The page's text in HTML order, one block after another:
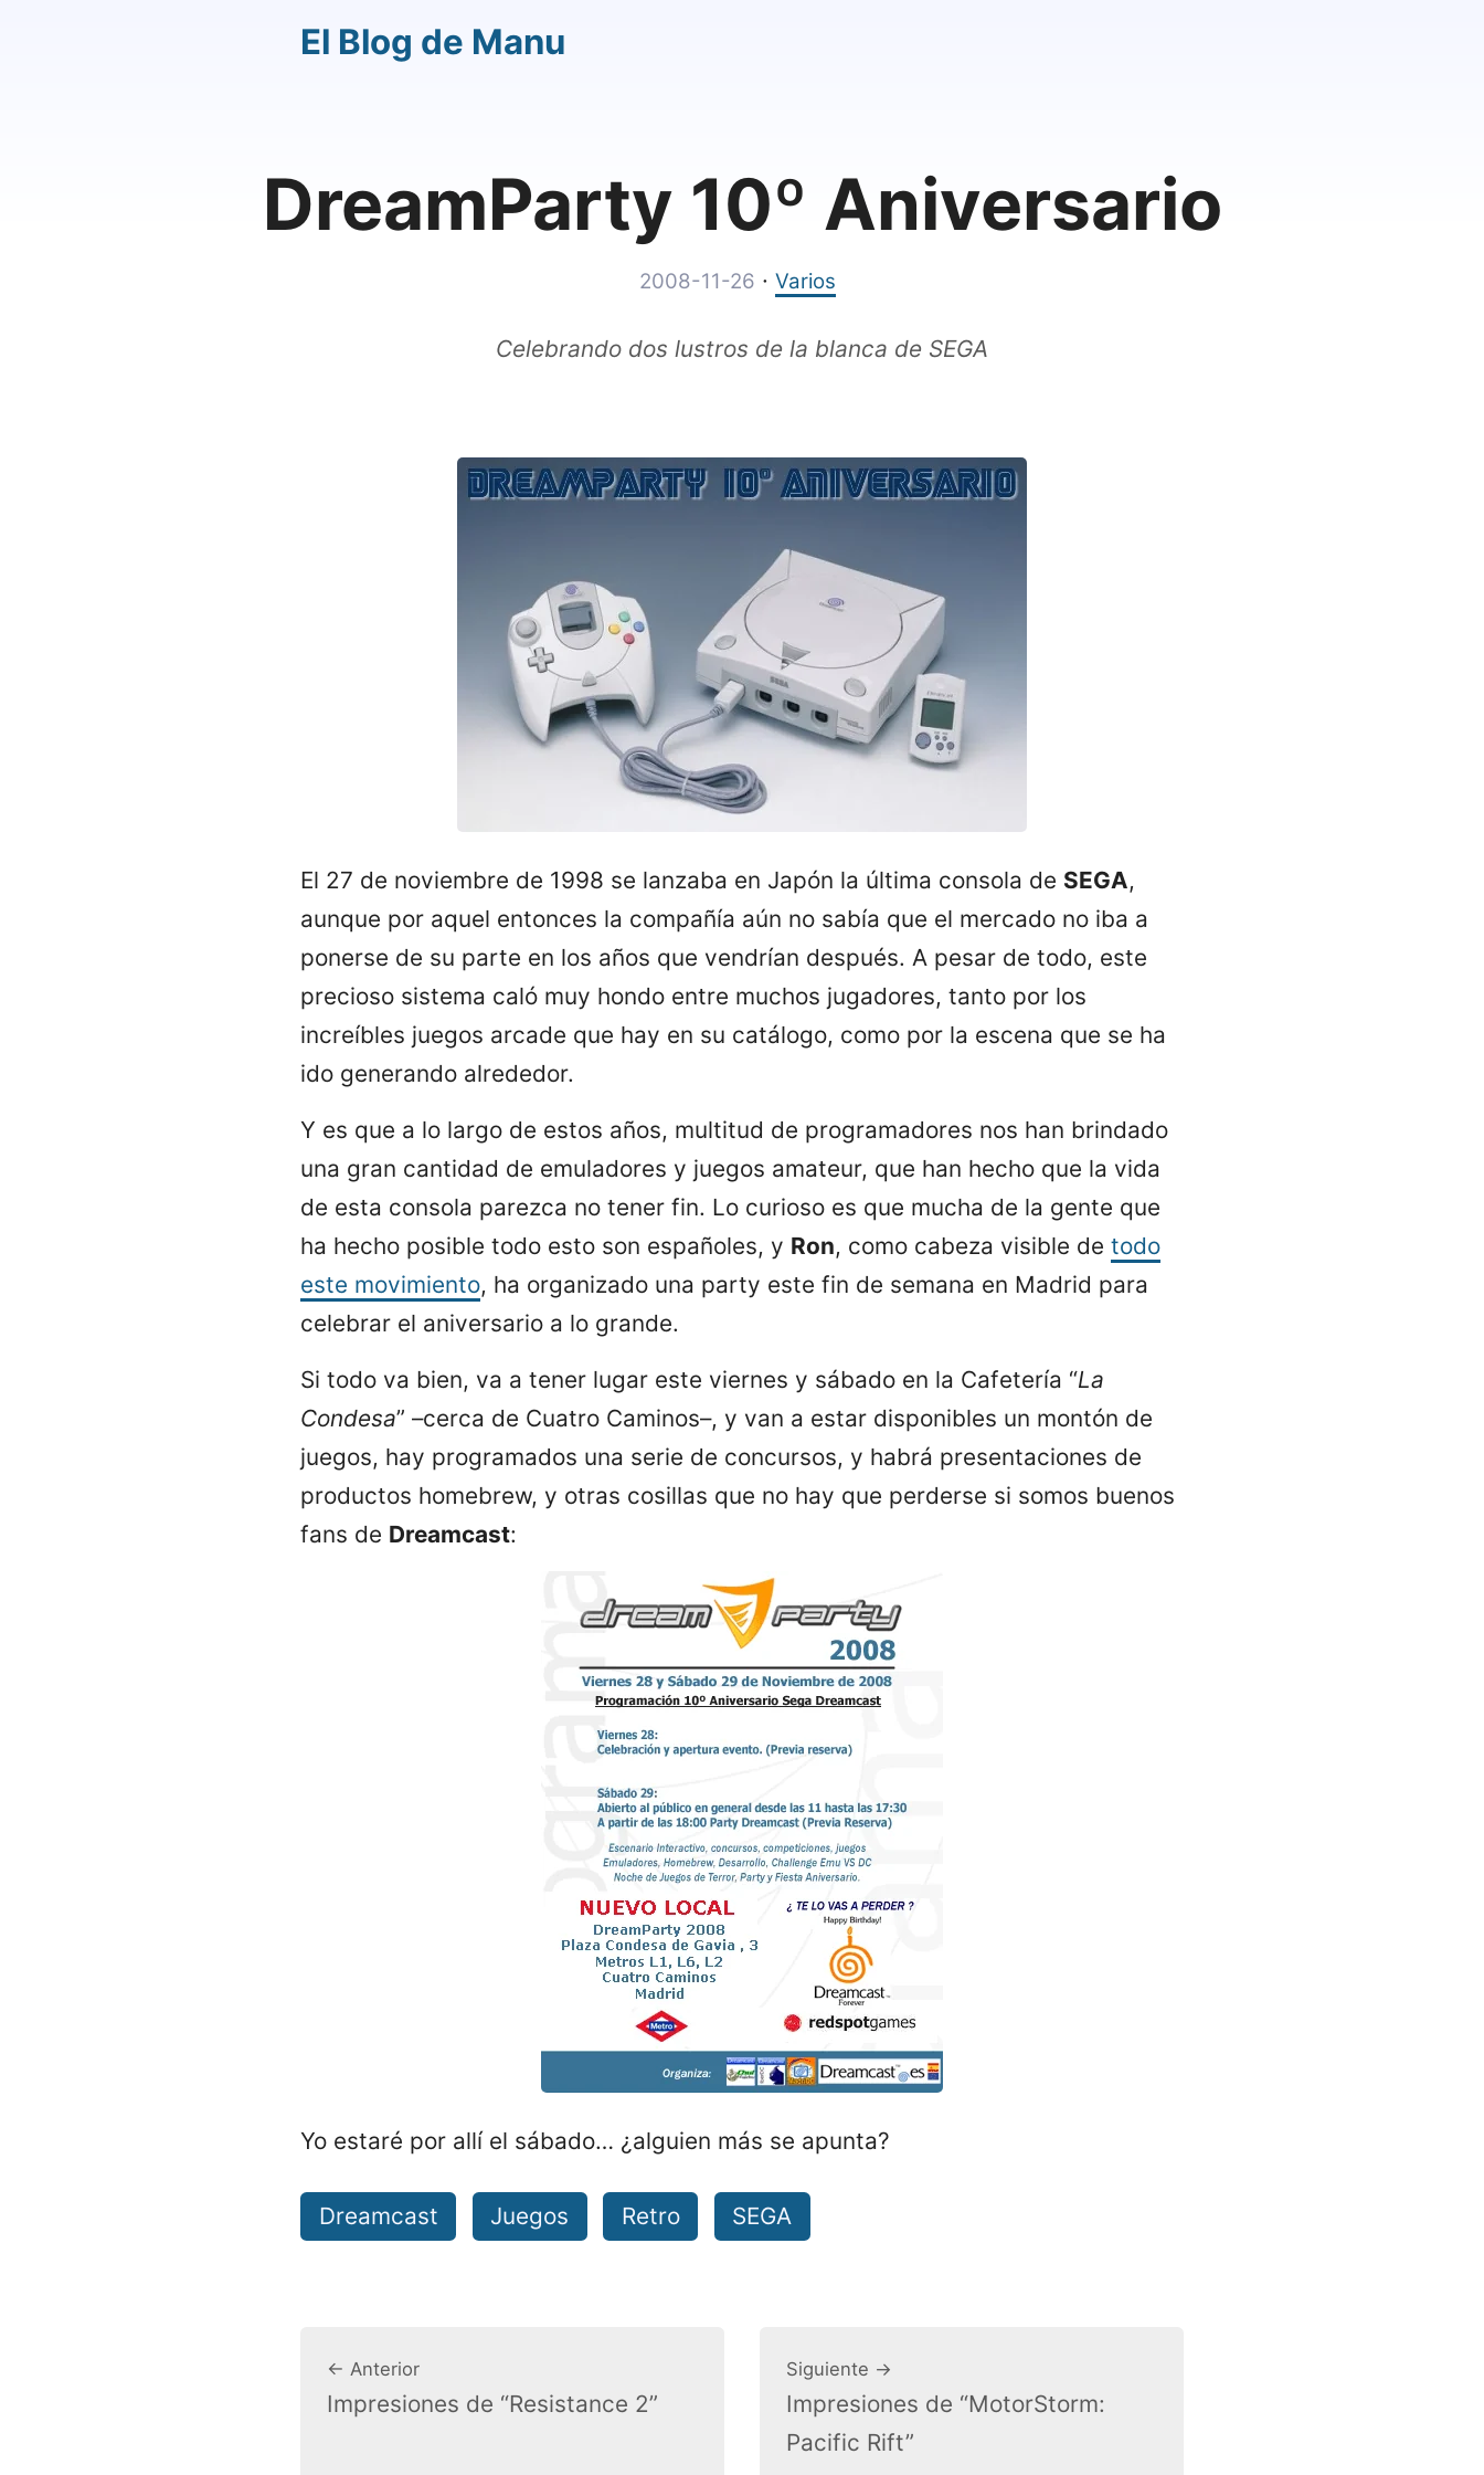
El Blog de Manu
DreamParty 10º Aniversario
2008-11-26 ·Varios
Celebrando dos lustros de la blanca de SEGA
El 27 de noviembre de 1998 se lanzaba en Japón la última consola de SEGA,
aunque por aquel entonces la compañía aún no sabía que el mercado no iba a
ponerse de su parte en los años que vendrían después. A pesar de todo, este
precioso sistema caló muy hondo entre muchos jugadores, tanto por los
increíbles juegos arcade que hay en su catálogo, como por la escena que se ha
ido generando alrededor.
Y es que a lo largo de estos años, multitud de programadores nos han brindado
una gran cantidad de emuladores y juegos amateur, que han hecho que la vida
de esta consola parezca no tener fin. Lo curioso es que mucha de la gente que
ha hecho posible todo esto son españoles, y Ron, como cabeza visible de todo
este movimiento, ha organizado una party este fin de semana en Madrid para
celebrar el aniversario a lo grande.
Si todo va bien, va a tener lugar este viernes y sábado en la Cafetería “La
Condesa” –cerca de Cuatro Caminos–, y van a estar disponibles un montón de
juegos, hay programados una serie de concursos, y habrá presentaciones de
productos homebrew, y otras cosillas que no hay que perderse si somos buenos
fans de Dreamcast:
Yo estaré por allí el sábado… ¿alguien más se apunta?
Dreamcast Juegos Retro SEGA
← Anterior
Impresiones de “Resistance 2”
Siguiente →
Impresiones de “MotorStorm:
Pacific Rift”